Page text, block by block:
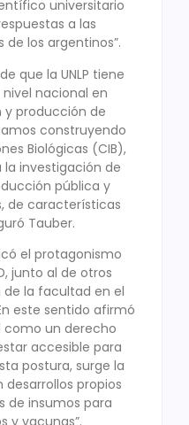
universitario
a las
los argentinos”.
que la UNLP tiene
nacional en
producción de
construyendo
Biológicas (CIB),
investigación de
pública y
de características
Tauber.
el protagonismo
junto al de otros
la facultad en el
este sentido afirmó
como un derecho
accesible para
postura, surge la
propios
de insumos para
y vacunas”.